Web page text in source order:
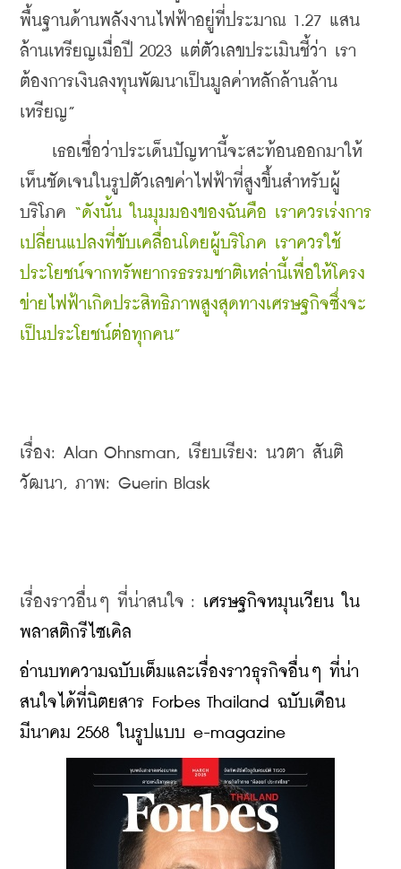
พื้นฐานด้านพลังงานไฟฟ้าอยู่ที่ประมาณ 1.27 แสน
ล้านเหรียญเมื่อปี 2023 แต่ตัวเลขประเมินชี้ว่า เรา
ต้องการเงินลงทุนพัฒนาเป็นมูลค่าหลักล้านล้าน
เหรียญ”
เธอเชื่อว่าประเด็นปัญหานี้จะสะท้อนออกมาให้
เห็นชัดเจนในรูปตัวเลขค่าไฟฟ้าที่สูงขึ้นสำหรับผู้
บริโภค “ดังนั้น ในมุมมองของฉันคือ เราควรเร่งการ
เปลี่ยนแปลงที่ขับเคลื่อนโดยผู้บริโภค เราควรใช้
ประโยชน์จากทรัพยากรธรรมชาติเหล่านี้เพื่อให้โครง
ข่ายไฟฟ้าเกิดประสิทธิภาพสูงสุดทางเศรษฐกิจซึ่งจะ
เป็นประโยชน์ต่อทุกคน”
เรื่อง: Alan Ohnsman, เรียบเรียง: นวตา สันติ
วัฒนา, ภาพ: Guerin Blask
เรื่องราวอื่นๆ ที่น่าสนใจ : เศรษฐกิจหมุนเวียน ใน
พลาสติกรีไซเคิล
อ่านบทความฉบับเต็มและเรื่องราวธุรกิจอื่นๆ ที่น่า
สนใจได้ที่นิตยสาร Forbes Thailand ฉบับเดือน
มีนาคม 2568 ในรูปแบบ e-magazine